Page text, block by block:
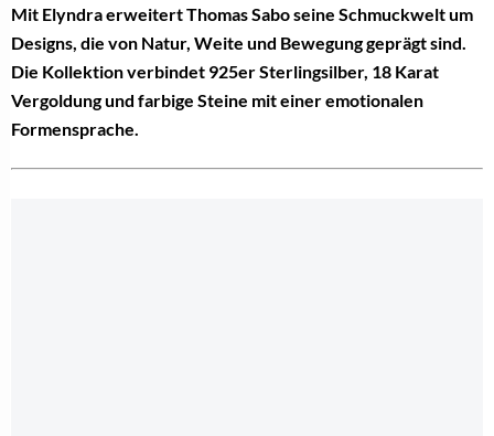
Mit Elyndra erweitert Thomas Sabo seine Schmuckwelt um
Designs, die von Natur, Weite und Bewegung geprägt sind.
Die Kollektion verbindet 925er Sterlingsilber, 18 Karat
Vergoldung und farbige Steine mit einer emotionalen
Formensprache.